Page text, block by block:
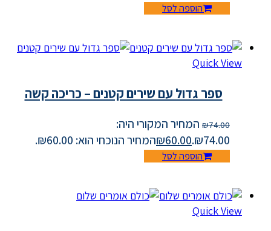
הוספה לסל
Quick View
ספר גדול עם שירים קטנים – כריכה קשה
₪74.00
המחיר המקורי היה:
₪74.00.
₪60.00 המחיר הנוכחי הוא: ₪60.00.
הוספה לסל
Quick View